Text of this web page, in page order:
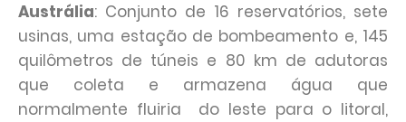
Austrália: Conjunto de 16 reservatórios, sete
usinas, uma estação de bombeamento e, 145
quilômetros de túneis e 80 km de adutoras
que coleta e armazena água que
normalmente fluiria do leste para o litoral,